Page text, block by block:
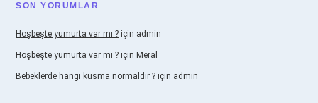
SON YORUMLAR
Hoşbeşte yumurta var mı ? için admin
Hoşbeşte yumurta var mı ? için Meral
Bebeklerde hangi kusma normaldir ? için admin